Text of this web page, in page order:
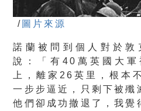
/ 圖片來源
諾蘭被問到個人對於敦
說：「有40萬英國大軍
上，離家26英里，根本
一步步逼近，只剩下被殲
他們卻成功撤退了，我覺